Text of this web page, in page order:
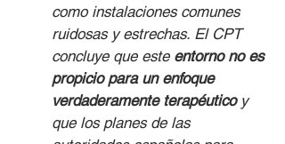
como instalaciones comunes
ruidosas y estrechas. El CPT
concluye que este entorno no es
propicio para un enfoque
verdaderamente terapéutico y
que los planes de las